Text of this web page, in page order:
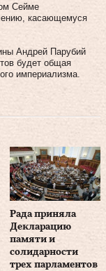
Сейме
касающемуся
Андрей Парубий
будет общая
империализма.
Рада приняла
Декларацию
памяти и
солидарности
трех парламентов